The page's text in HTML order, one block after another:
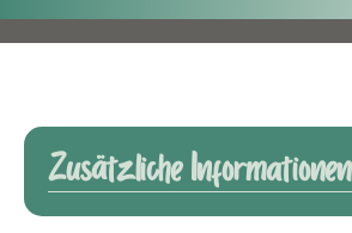
Zusätzliche Informationen